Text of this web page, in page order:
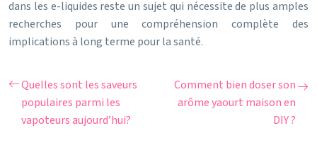
dans les e-liquides reste un sujet qui nécessite de plus amples
recherches pour une compréhension complète des
implications à long terme pour la santé.
Quelles sont les saveurs
populaires parmi les
vapoteurs aujourd’hui?
Comment bien doser son
arôme yaourt maison en
DIY ?